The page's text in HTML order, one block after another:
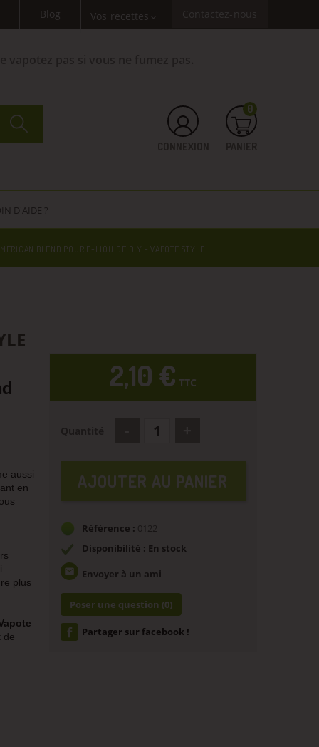
Blog Vos recettes expand_more Contactez-nous
0
D'AIDE ?
BLEND POUR E-LIQUIDE DIY - VAPOTE STYLE
aussi
en
plus
de
2,10 € TTC
AJOUTER AU PANIER
Référence :
0122
Disponibilité : En stock
email Envoyer à un ami
Poser une question (0)
Partager sur facebook !